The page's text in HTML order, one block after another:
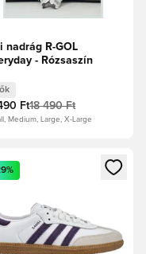
nadrág R-GOL
- Rózsaszín
Ft18 490 Ft
Medium, Large, X-Large
vagy a tagként
egy modált a